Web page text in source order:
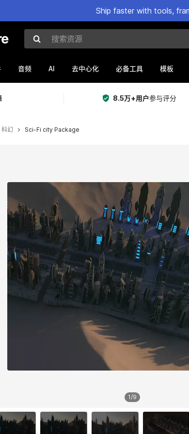
Ship faster with tools,
搜索资源
音频 AI 去中心化 必备工具 模板
8.5万+用户参与评分
科幻 Sci-Fi city Package
1/9